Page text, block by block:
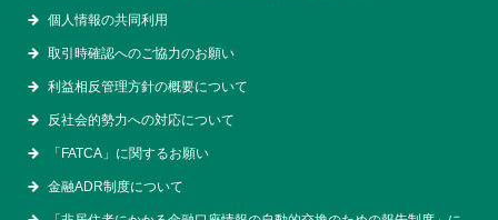
個人情報の共同利用
取引時確認へのご協力のお願い
利益相反管理方針の概要について
反社会的勢力への対応について
「FATCA」に関するお願い
金融ADR制度について